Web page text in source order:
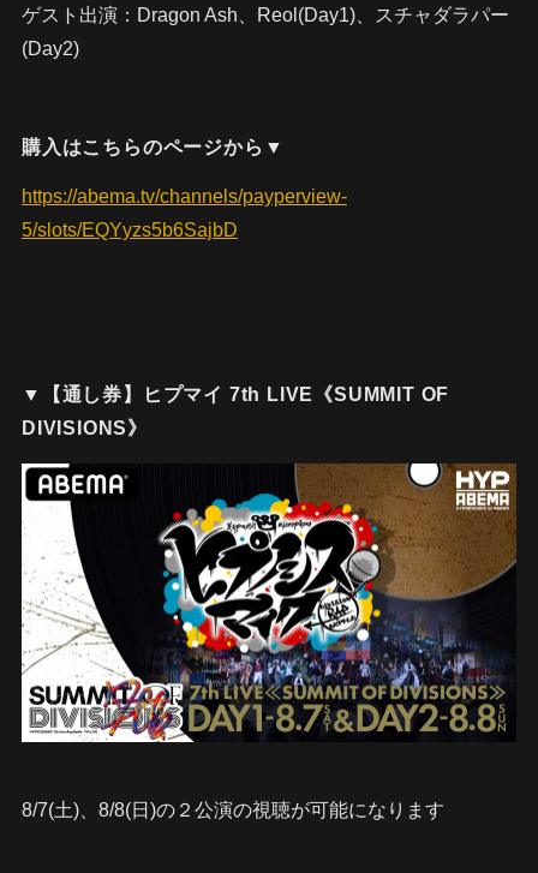
ゲスト出演：Dragon Ash、Reol(Day1)、スチャダラパー
(Day2)
購入はこちらのページから▼
https://abema.tv/channels/payperview-
5/slots/EQYyzs5b6SajbD
▼【通し券】ヒプマイ 7th LIVE《SUMMIT OF
DIVISIONS》
8/7(土)、8/8(日)の２公演の視聴が可能になります